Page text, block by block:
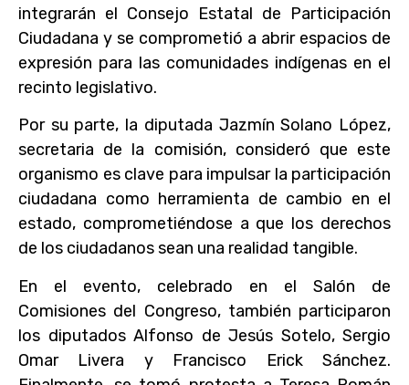
integrarán el Consejo Estatal de Participación
Ciudadana y se comprometió a abrir espacios de
expresión para las comunidades indígenas en el
recinto legislativo.
Por su parte, la diputada Jazmín Solano López,
secretaria de la comisión, consideró que este
organismo es clave para impulsar la participación
ciudadana como herramienta de cambio en el
estado, comprometiéndose a que los derechos
de los ciudadanos sean una realidad tangible.
En el evento, celebrado en el Salón de
Comisiones del Congreso, también participaron
los diputados Alfonso de Jesús Sotelo, Sergio
Omar Livera y Francisco Erick Sánchez.